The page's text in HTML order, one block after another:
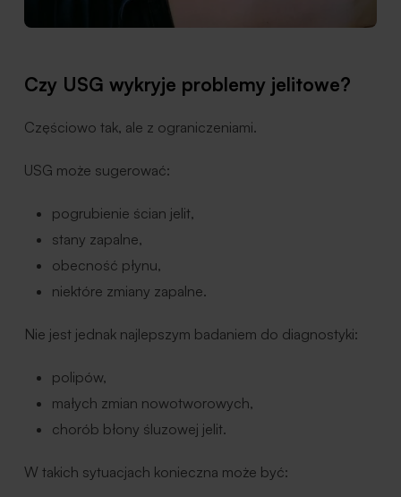
Czy USG wykryje problemy jelitowe?
Częściowo tak, ale z ograniczeniami.
USG może sugerować:
pogrubienie ścian jelit,
stany zapalne,
obecność płynu,
niektóre zmiany zapalne.
Nie jest jednak najlepszym badaniem do diagnostyki:
polipów,
małych zmian nowotworowych,
chorób błony śluzowej jelit.
W takich sytuacjach konieczna może być: